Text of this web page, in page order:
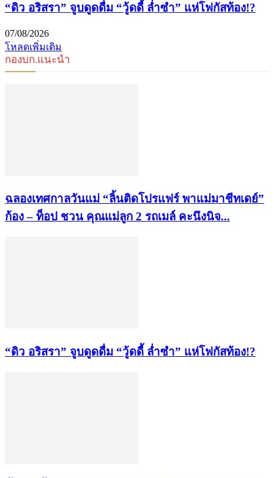
“ดิว อริสรา” จูบดูดดื่ม “วู้ดดี้ ล่ำซำ” แห่โฟกัสท้อง!?
07/08/2026
โหลดเพิ่มเติม
กองบก.แนะนำ
ฉลองเทศกาลวันแม่ “ลิ้นติดโปรแฟร์ พาแม่มาชีทเดย์”
ก้อง – ท็อป ชวน คุณแม่ลูก 2 รถเมล์ คะนึงนิจ...
“ดิว อริสรา” จูบดูดดื่ม “วู้ดดี้ ล่ำซำ” แห่โฟกัสท้อง!?